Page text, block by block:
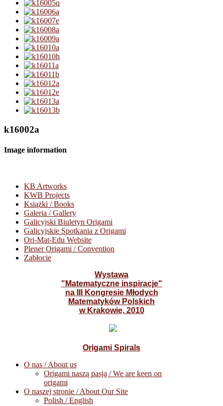
k16002a
Image information
KB Artworks
KWB Projects
Książki / Books
Galeria / Gallery
Galicyjski Biuletyn Origami
Galicyjskie Spotkania z Origami
Ori-Mat-Edu Website
Plener Origami / Convention
Zabłocie
Wystawa
"Matematyczne inspiracje"
na III Kongresie Młodych
Matematyków Polskich
w Krakowie, 2010
Origami Spirals
O nas / About us
Origami naszą pasją / We are keen on
origami
O naszej stronie / About Our Site
Polish / English